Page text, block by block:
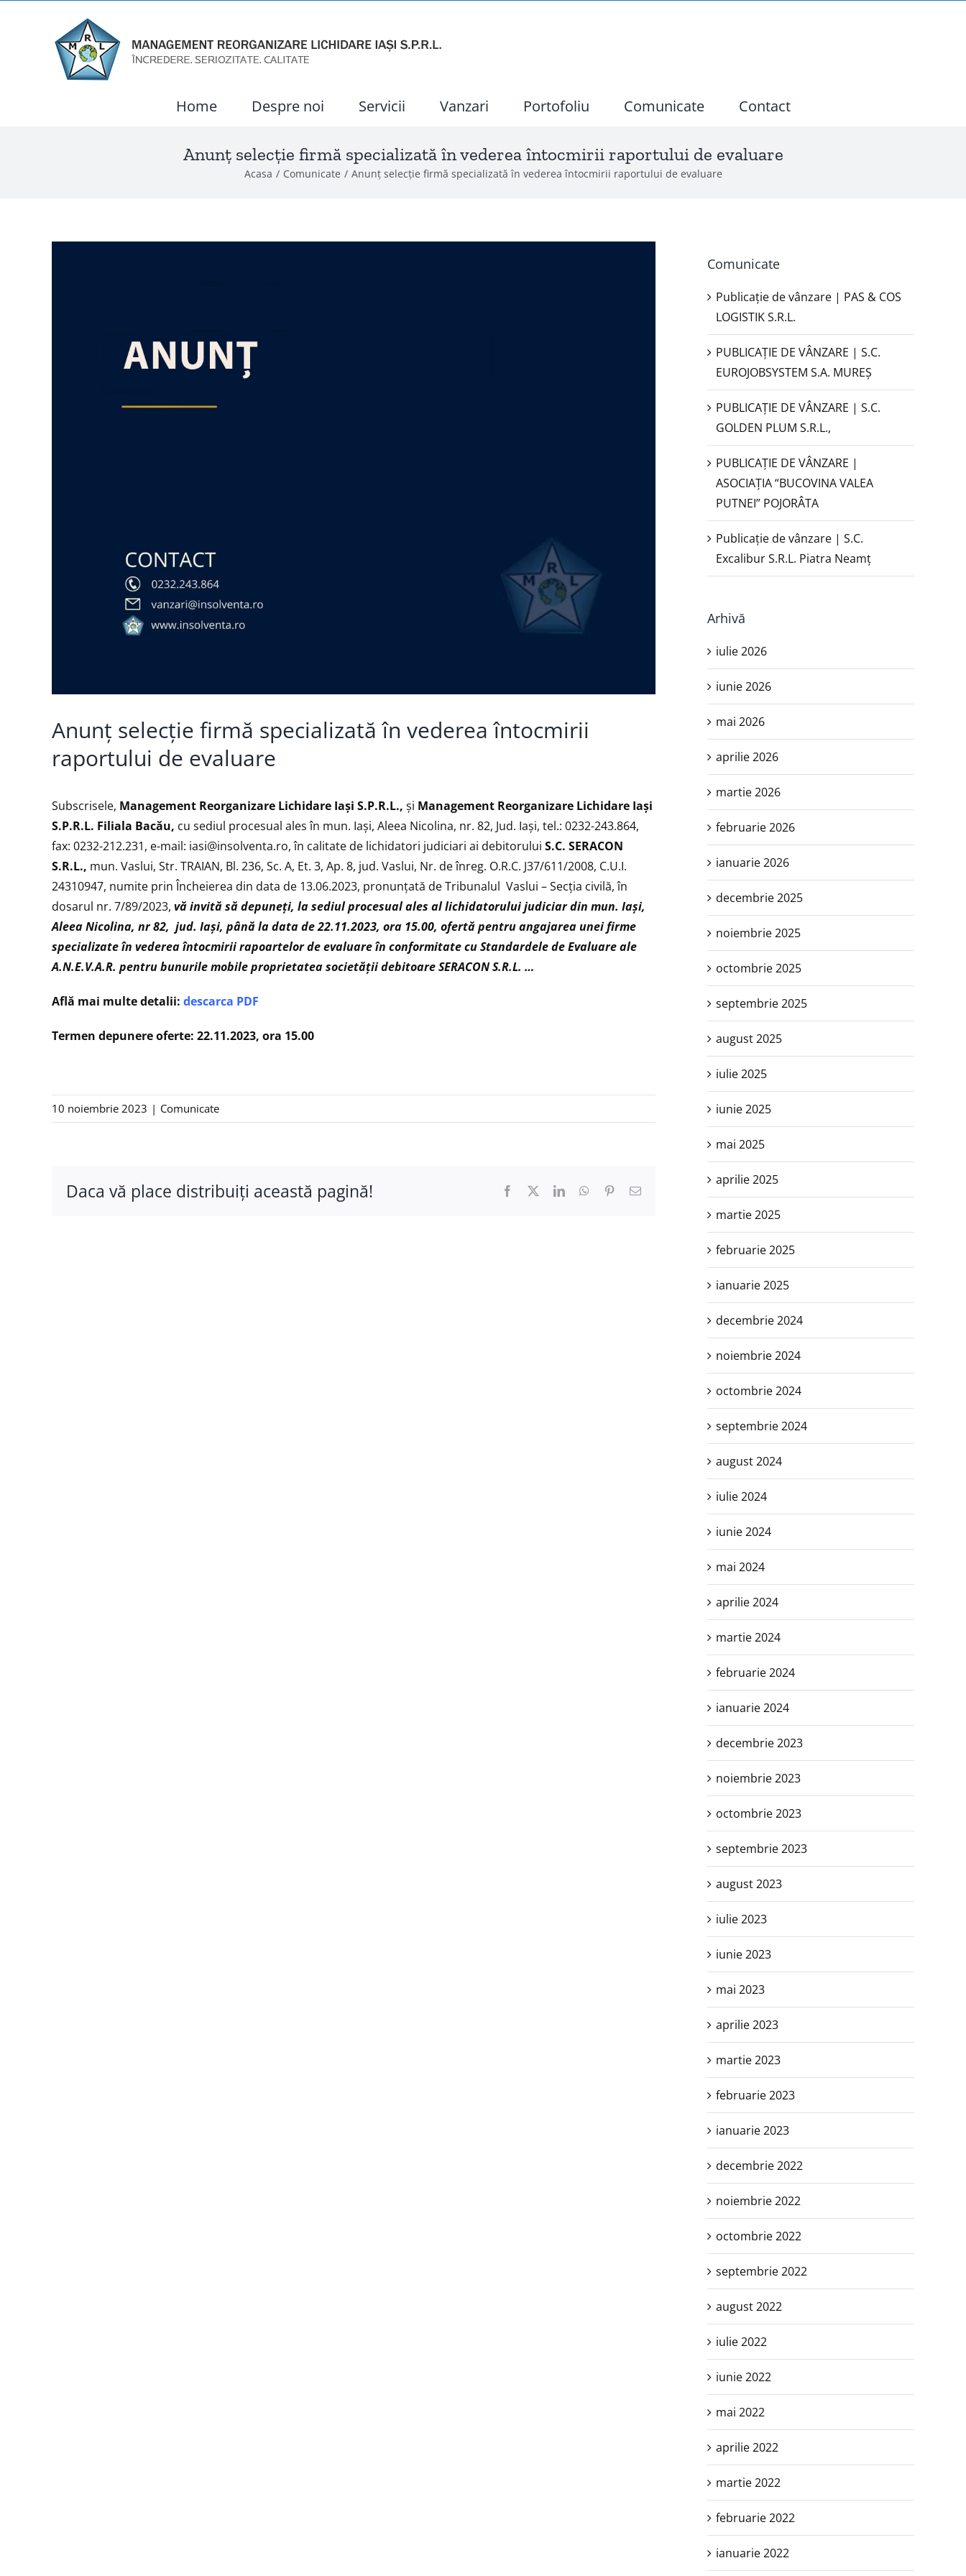
Home Despre noi Servicii Vanzari Portofoliu Comunicate Contact
Anunț selecție firmă specializată în vederea întocmirii raportului de evaluare
Acasa Comunicate Anunț selecție firmă specializată în vederea întocmirii raportului de evaluare
Anunț selecție firmă specializată în vederea întocmirii
raportului de evaluare
Subscrisele, Management Reorganizare Lichidare Iaşi S.P.R.L., și Management Reorganizare Lichidare Iaşi
S.P.R.L. Filiala Bacău, cu sediul procesual ales în mun. Iași, Aleea Nicolina, nr. 82, Jud. Iași, tel.: 0232-243.864,
fax: 0232-212.231, e-mail: iasi@insolventa.ro, în calitate de lichidatori judiciari ai debitorului S.C. SERACON
S.R.L., mun. Vaslui, Str. TRAIAN, Bl. 236, Sc. A, Et. 3, Ap. 8, jud. Vaslui, Nr. de înreg. O.R.C. J37/611/2008, C.U.I.
24310947, numite prin Încheierea din data de 13.06.2023, pronunţată de Tribunalul Vaslui – Secţia civilă, în
dosarul nr. 7/89/2023, vă invită să depuneţi, la sediul procesual ales al lichidatorului judiciar din mun. Iași,
Aleea Nicolina, nr 82, jud. Iași, până la data de 22.11.2023, ora 15.00, ofertă pentru angajarea unei firme
specializate în vederea întocmirii rapoartelor de evaluare în conformitate cu Standardele de Evaluare ale
A.N.E.V.A.R. pentru bunurile mobile proprietatea societății debitoareSERACON S.R.L. …
Află mai multe detalii: descarca PDF
Termen depunere oferte: 22.11.2023, ora 15.00
10 noiembrie 2023 | Comunicate
Daca vă place distribuiţi această pagină! Facebook LinkedInWhatsApp
Pinterest
E-
Comunicate
Publicație de vânzare | PAS & COS
LOGISTIK S.R.L.
PUBLICAŢIE DE VÂNZARE | S.C.
EUROJOBSYSTEM S.A. MUREȘ
PUBLICAȚIE DE VÂNZARE | S.C.
GOLDEN PLUM S.R.L.,
PUBLICAŢIE DE VÂNZARE |
ASOCIAȚIA “BUCOVINA VALEA
PUTNEI” POJORÂTA
Publicație de vânzare | S.C.
Excalibur S.R.L. Piatra Neamţ
Arhivă
iulie 2026
iunie 2026
mai 2026
aprilie 2026
martie 2026
februarie 2026
ianuarie 2026
decembrie 2025
noiembrie 2025
octombrie 2025
septembrie 2025
august 2025
iulie 2025
iunie 2025
mai 2025
aprilie 2025
martie 2025
februarie 2025
ianuarie 2025
decembrie 2024
noiembrie 2024
octombrie 2024
septembrie 2024
august 2024
iulie 2024
iunie 2024
mai 2024
aprilie 2024
martie 2024
februarie 2024
ianuarie 2024
decembrie 2023
noiembrie 2023
octombrie 2023
septembrie 2023
august 2023
iulie 2023
iunie 2023
mai 2023
aprilie 2023
martie 2023
februarie 2023
ianuarie 2023
decembrie 2022
noiembrie 2022
octombrie 2022
septembrie 2022
august 2022
iulie 2022
iunie 2022
mai 2022
aprilie 2022
martie 2022
februarie 2022
ianuarie 2022